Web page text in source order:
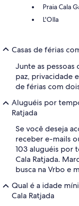
Praia Cala
L'Olla
Casas de férias
Junte as
paz, privacidade
de férias com
Aluguéis por
Ratjada
Se você deseja
receber e-mails
103 aluguéis por
Cala Ratjada.
busca na Vrbo e
Qual é a idade
Cala Ratjada